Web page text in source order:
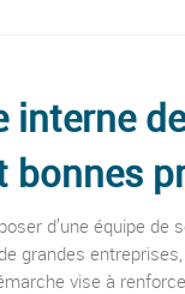
interne de
bonnes
d’une équipe de
grandes
vise à